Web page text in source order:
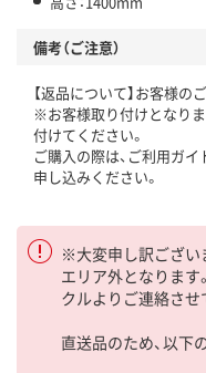
備考（ご注意）
【返品について】お客様の
※お客様取り付けとなり
付けてください。
ご購入の際は、ご利用ガイ
申し込みください。
※大変申し訳ござい
エリア外となります
クルよりご連絡させ
直送品のため、以下